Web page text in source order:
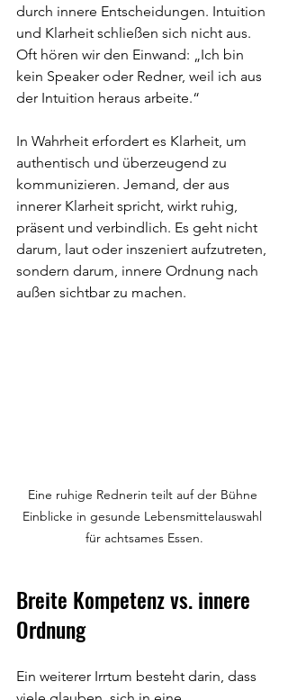
durch innere Entscheidungen. Intuition
und Klarheit schließen sich nicht aus.
Oft hören wir den Einwand: „Ich bin
kein Speaker oder Redner, weil ich aus
der Intuition heraus arbeite.“
In Wahrheit erfordert es Klarheit, um
authentisch und überzeugend zu
kommunizieren. Jemand, der aus
innerer Klarheit spricht, wirkt ruhig,
präsent und verbindlich. Es geht nicht
darum, laut oder inszeniert aufzutreten,
sondern darum, innere Ordnung nach
außen sichtbar zu machen.
Eine ruhige Rednerin teilt auf der Bühne
Einblicke in gesunde Lebensmittelauswahl
für achtsames Essen.
Breite Kompetenz vs. innere
Ordnung
Ein weiterer Irrtum besteht darin, dass